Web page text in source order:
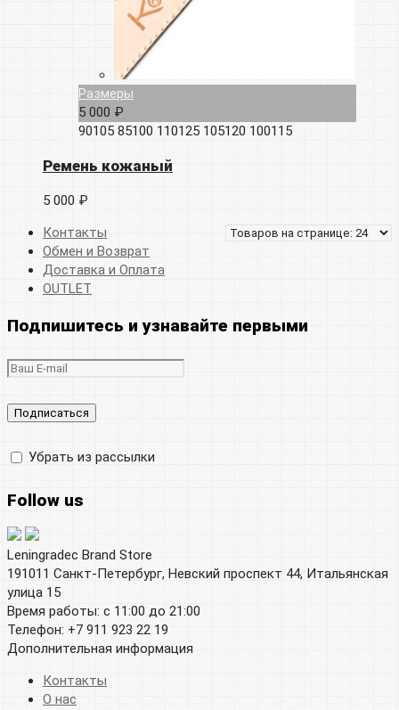
Размеры
5 000 ₽
90105 85100 110125 105120 100115
Ремень кожаный
5 000 ₽
Контакты
Обмен и Возврат
Доставка и Оплата
OUTLET
Подпишитесь и узнавайте первыми
Убрать из рассылки
Follow us
Leningradec Brand Store
191011 Санкт-Петербург, Невский проспект 44, Итальянская
улица 15
Время работы: с 11:00 до 21:00
Телефон: +7 911 923 22 19
Дополнительная информация
Контакты
О нас